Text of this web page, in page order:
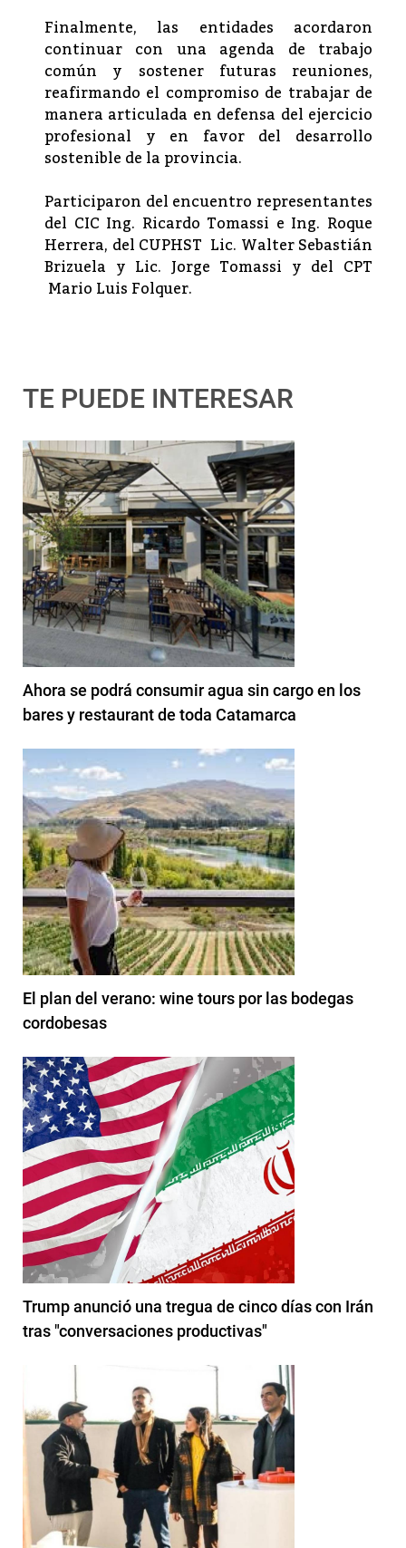
Finalmente, las entidades acordaron
continuar con una agenda de trabajo
común y sostener futuras reuniones,
reafirmando el compromiso de trabajar de
manera articulada en defensa del ejercicio
profesional y en favor del desarrollo
sostenible de la provincia.
Participaron del encuentro representantes
del CIC Ing. Ricardo Tomassi e Ing. Roque
Herrera, del CUPHST Lic. Walter Sebastián
Brizuela y Lic. Jorge Tomassi y del CPT
Mario Luis Folquer.
TE PUEDE INTERESAR
Ahora se podrá consumir agua sin cargo en los
bares y restaurant de toda Catamarca
El plan del verano: wine tours por las bodegas
cordobesas
Trump anunció una tregua de cinco días con Irán
tras "conversaciones productivas"